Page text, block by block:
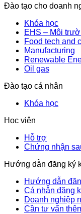
Đào tạo cho doanh
Khóa học
EHS – Môi
Food tech and
Manufacturing
Renewable
Oil gas
Đào tạo cá nhân
Khóa học
Học viên
Hỗ trợ
Chứng nhận
Hướng dẫn đăng ký
Hướng dẫn
Cá nhân đăng
Doanh nghiệp
Cần tư vấn